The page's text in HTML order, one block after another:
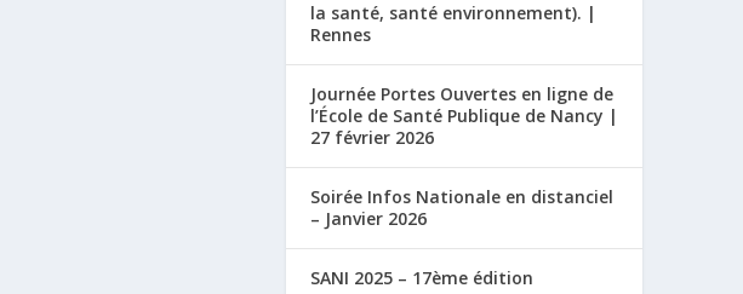
la santé, santé environnement). |
Rennes
Journée Portes Ouvertes en ligne de
l’École de Santé Publique de Nancy |
27 février 2026
Soirée Infos Nationale en distanciel
– Janvier 2026
SANI 2025 – 17ème édition